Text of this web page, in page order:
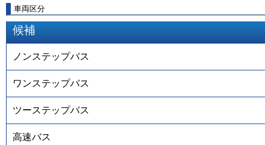
車両区分
候補
ノンステップバス
ワンステップバス
ツーステップバス
高速バス